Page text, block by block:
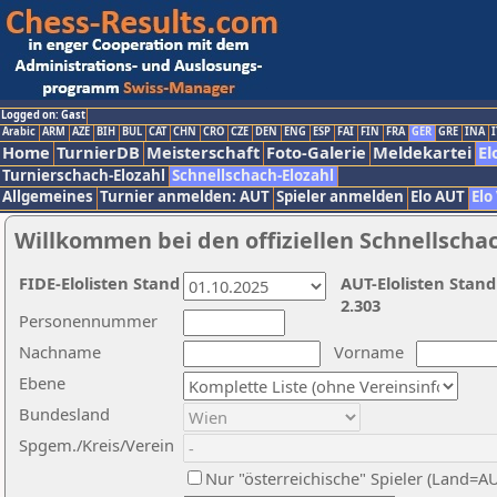
Logged on: Gast
Arabic ARM AZE BIH BUL CAT CHN CRO CZE DEN ENG ESP FAI FIN FRA GER GRE INA
Home TurnierDB Meisterschaft Foto-Galerie Meldekartei
Turnierschach-Elozahl Schnellschach-Elozahl
Allgemeines Turnier anmelden: AUT Spieler anmelden Elo AUT
Willkommen bei den offiziellen
Nachname
Vorname
Ebene
Personennummer
Bundesland
Spgem./Kreis/Verein
Nur "österreichische" Spieler
AUT-Elolisten
2.303
FIDE-Elolisten Stand